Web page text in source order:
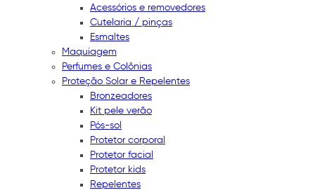
Acessórios e removedores
Cutelaria / pinças
Esmaltes
Maquiagem
Perfumes e Colônias
Proteção Solar e Repelentes
Bronzeadores
Kit pele verão
Pós-sol
Protetor corporal
Protetor facial
Protetor kids
Repelentes